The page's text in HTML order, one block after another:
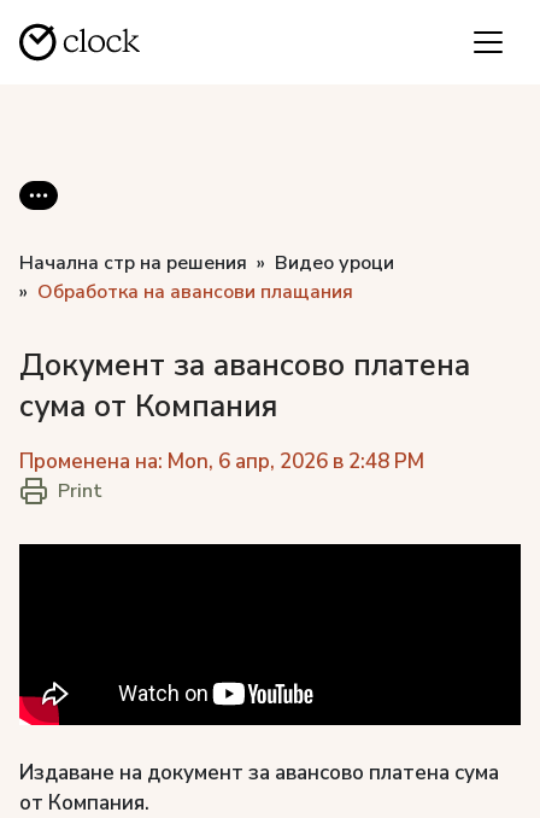
Начална стр на решения
Видео уроци
Обработка на авансови плащания
Документ за авансово платена
сума от Компания
Променена на: Mon, 6 апр, 2026 в 2:48 PM
Print
Издаване на документ за авансово платена сума
от Компания.